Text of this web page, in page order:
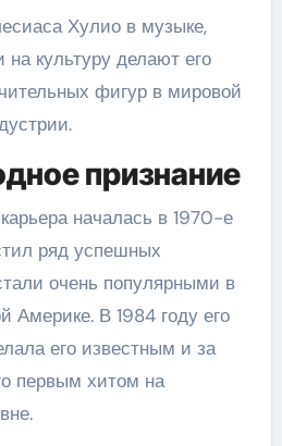
Хулио в музыке,
на культуру делают его
фигур в мировой
признание
началась в 1970-е
ряд успешных
очень популярными в
Америке. В 1984 году его
его известным и за
первым хитом на